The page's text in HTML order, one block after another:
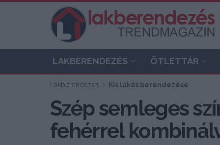
LAKBERENDEZÉS ÖTLETTÁR
Lakberendezés Kis lakás berendezése
Szép semleges
fehérrel